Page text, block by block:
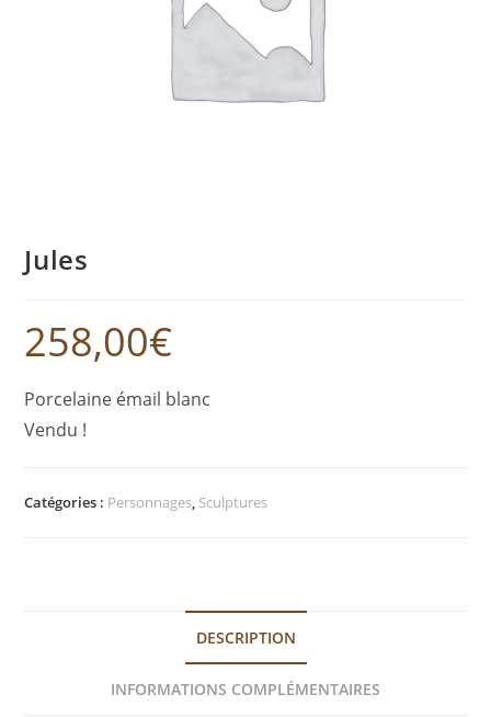
Jules
258,00€
Porcelaine émail blanc
Vendu !
Catégories : Personnages, Sculptures
DESCRIPTION
INFORMATIONS COMPLÉMENTAIRES